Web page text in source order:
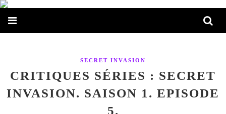
SECRET INVASION
CRITIQUES SÉRIES : SECRET
INVASION. SAISON 1. EPISODE
5.